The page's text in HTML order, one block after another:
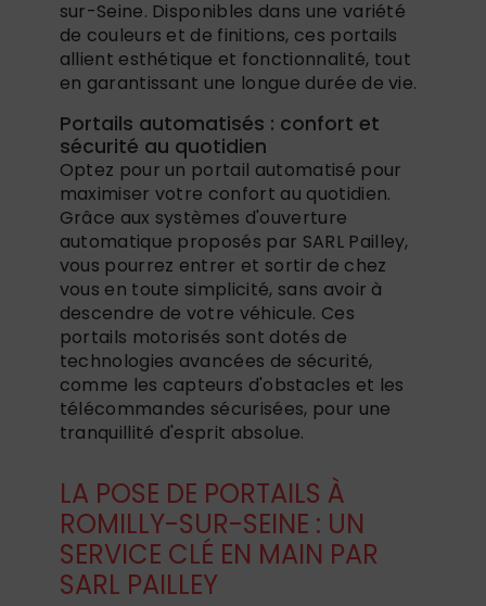
sur-Seine. Disponibles dans une variété
de couleurs et de finitions, ces portails
allient esthétique et fonctionnalité, tout
en garantissant une longue durée de vie.
Portails automatisés : confort et
sécurité au quotidien
Optez pour un portail automatisé pour
maximiser votre confort au quotidien.
Grâce aux systèmes d'ouverture
automatique proposés par SARL Pailley,
vous pourrez entrer et sortir de chez
vous en toute simplicité, sans avoir à
descendre de votre véhicule. Ces
portails motorisés sont dotés de
technologies avancées de sécurité,
comme les capteurs d'obstacles et les
télécommandes sécurisées, pour une
tranquillité d'esprit absolue.
LA POSE DE PORTAILS À
ROMILLY-SUR-SEINE : UN
SERVICE CLÉ EN MAIN PAR
SARL PAILLEY